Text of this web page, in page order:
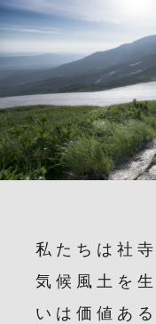
私たちは社
気候風土を
いは価値あ